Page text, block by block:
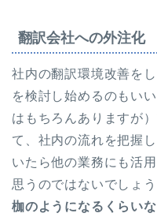
翻訳会社への外注化
社内の翻訳環境改善を
を検討し始めるのもい
はもちろんありますが
て、社内の流れを把握
いたら他の業務にも活
思うのではないでしょ
枷のようになるくらい